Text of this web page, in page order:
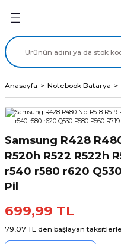
Ekran Panel
Data Kablo
Anasayfa Notebook Batarya
Samsung R428
R520h R522 R522h
r540 r580 r620
Pil
699,99 TL
79,07 TL den başlayan